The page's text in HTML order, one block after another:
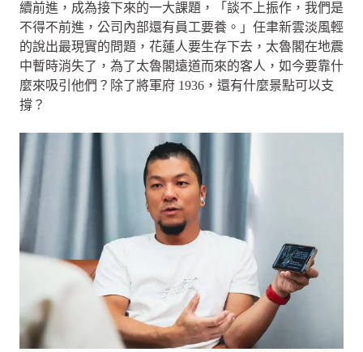
續前進，成為接下來的一大課題，「談不上振作，我們是
不得不前進，公司內部還有員工要養。」任聿新雲淡風輕
的說出最現實的問題，花蓮人要生存下去，太魯閣在地震
中暫時消失了，為了太魯閣遠道而來的客人，如今要靠什
麼來吸引他們？除了將軍府 1936，還有什麼景點可以支
撐？